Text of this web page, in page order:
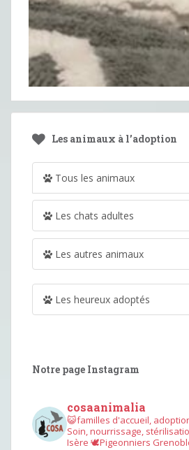
Les animaux à l’adoption
Tous les animaux
Les chats adultes
Les autres animaux
Les heureux adoptés
Notre page Instagram
cosaanimalia
😺familles d'accueil,
Soin, nourrissage,
Isère 🕊︎Pigeonniers